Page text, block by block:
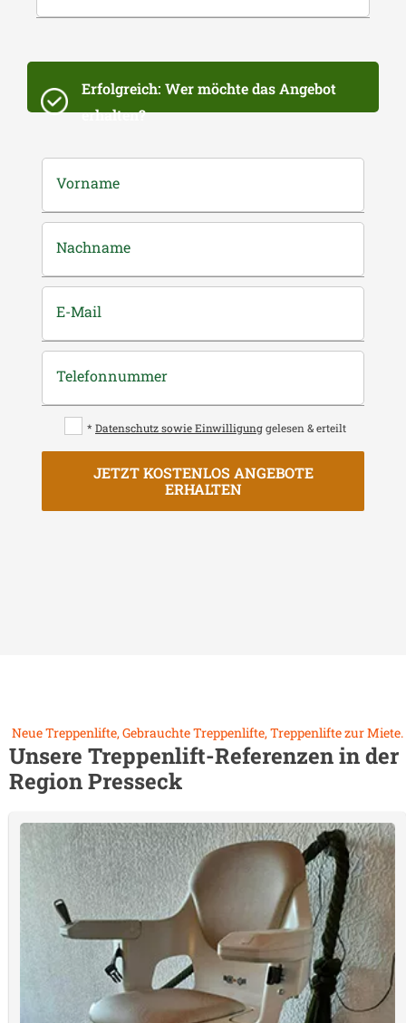
Erfolgreich: Wer möchte das Angebot
erhalten?
Vorname
Nachname
E-Mail
Telefonnummer
* Datenschutz sowie Einwilligung gelesen & erteilt
JETZT KOSTENLOS ANGEBOTE
ERHALTEN
Neue Treppenlifte, Gebrauchte Treppenlifte, Treppenlifte zur Miete.
Unsere Treppenlift-Referenzen in der
RegionPresseck